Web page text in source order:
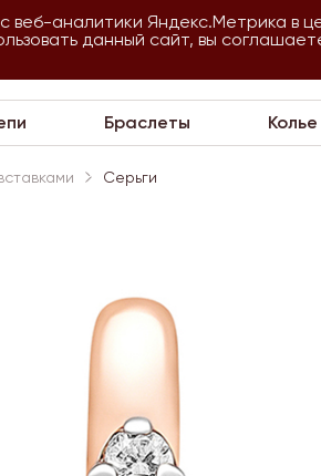
О
Для
Браслеты Колье
Серьги
аналитики Яндекс.Метрика в
данный сайт, вы